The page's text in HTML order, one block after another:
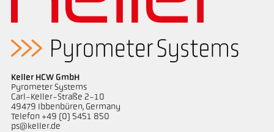
Keller HCW GmbH
Pyrometer Systems
Carl-Keller-Straße 2-10
49479 Ibbenbüren, Germany
Telefon +49 (0) 5451 850
ps@keller.de